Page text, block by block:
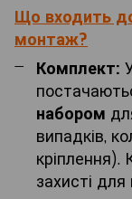
Що входить
монтаж?
Комплект:
набором
випадків,
кріплення).
захисті